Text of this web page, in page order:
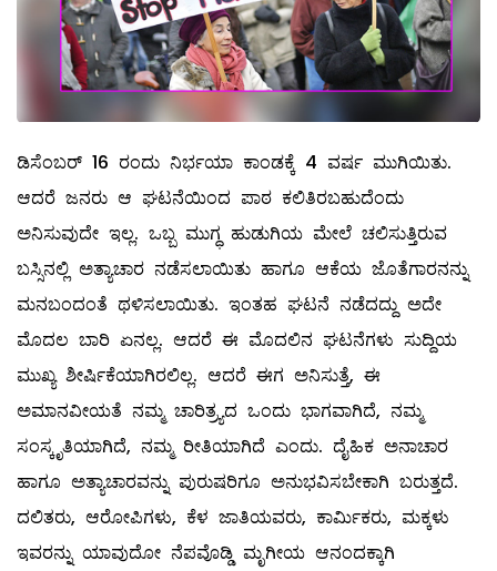
ಡಿಸೆಂಬರ್‌ 16 ರಂದು ನಿರ್ಭಯಾ ಕಾಂಡಕ್ಕೆ 4 ವರ್ಷ ಮುಗಿಯಿತು.
ಆದರೆ ಜನರು ಆ ಘಟನೆಯಿಂದ ಪಾಠ ಕಲಿತಿರಬಹುದೆಂದು
ಅನಿಸುವುದೇ ಇಲ್ಲ. ಒಬ್ಬ ಮುಗ್ಧ ಹುಡುಗಿಯ ಮೇಲೆ ಚಲಿಸುತ್ತಿರುವ
ಬಸ್ಸಿನಲ್ಲಿ ಅತ್ಯಾಚಾರ ನಡೆಸಲಾಯಿತು ಹಾಗೂ ಆಕೆಯ ಜೊತೆಗಾರನನ್ನು
ಮನಬಂದಂತೆ ಥಳಿಸಲಾಯಿತು. ಇಂತಹ ಘಟನೆ ನಡೆದದ್ದು ಅದೇ
ಮೊದಲ ಬಾರಿ ಏನಲ್ಲ. ಆದರೆ ಈ ಮೊದಲಿನ ಘಟನೆಗಳು ಸುದ್ದಿಯ
ಮುಖ್ಯ ಶೀರ್ಷಿಕೆಯಾಗಿರಲಿಲ್ಲ. ಆದರೆ ಈಗ ಅನಿಸುತ್ತೆ, ಈ
ಅಮಾನವೀಯತೆ ನಮ್ಮ ಚಾರಿತ್ರ್ಯದ ಒಂದು ಭಾಗವಾಗಿದೆ, ನಮ್ಮ
ಸಂಸ್ಕೃತಿಯಾಗಿದೆ, ನಮ್ಮ ರೀತಿಯಾಗಿದೆ ಎಂದು. ದೈಹಿಕ ಅನಾಚಾರ
ಹಾಗೂ ಅತ್ಯಾಚಾರವನ್ನು ಪುರುಷರಿಗೂ ಅನುಭವಿಸಬೇಕಾಗಿ ಬರುತ್ತದೆ.
ದಲಿತರು, ಆರೋಪಿಗಳು, ಕೆಳ ಜಾತಿಯವರು, ಕಾರ್ಮಿಕರು, ಮಕ್ಕಳು
ಇವರನ್ನು ಯಾವುದೋ ನೆಪವೊಡ್ಡಿ ಮೃಗೀಯ ಆನಂದಕ್ಕಾಗಿ